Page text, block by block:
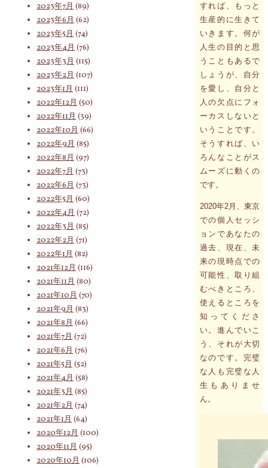
すれば、もっと
生産的に生きて
いきます。何が
人生の目的と思
うこともあるで
しょうが、自分
を愛し、自分と
人の欠点にフォ
ーカスしないと
いうことです。
そうすれば、い
ろんなことがス
ムーズに動くの
です。
2020年2月、東京
での個人セッシ
ョンであなたの
過去、現在、未
来の現時点での
可能性、取り組
むべきところ、
使えるところを
知ってくださ
い。進んでいこ
う、それが大切
なのです。完璧
な人も完璧な人
生もありませ
ん。
2023年7月 (89)
2023年6月 (62)
2023年5月 (74)
2023年4月 (76)
2023年3月 (115)
2023年2月 (107)
2023年1月 (111)
2022年12月 (50)
2022年11月 (39)
2022年10月 (66)
2022年9月 (85)
2022年8月 (97)
2022年7月 (73)
2022年6月 (73)
2022年5月 (60)
2022年4月 (72)
2022年3月 (85)
2022年2月 (71)
2022年1月 (82)
2021年12月 (116)
2021年11月 (80)
2021年10月 (70)
2021年9月 (83)
2021年8月 (66)
2021年7月 (72)
2021年6月 (76)
2021年5月 (52)
2021年4月 (58)
2021年3月 (85)
2021年2月 (74)
2021年1月 (64)
2020年12月 (100)
2020年11月 (95)
2020年10月 (106)